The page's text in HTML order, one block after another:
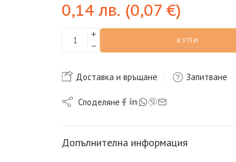
0,14 лв. (0,07 €)
КУПИ
Доставка и връщане Запитване
Споделяне
Допълнителна информация